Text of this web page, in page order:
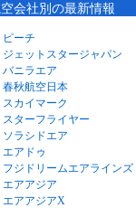
会社別の最新情報
ピーチ
ジェットスタージャパン
バニラエア
春秋航空日本
スカイマーク
スターフライヤー
ソラシドエア
エアドゥ
フジドリームエアラインズ
エアアジア
エアアジアX